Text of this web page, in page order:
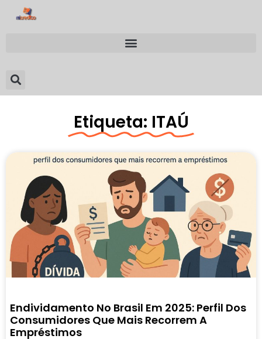
Etiqueta: ITAÚ
Endividamento No Brasil Em 2025: Perfil Dos
Consumidores Que Mais Recorrem A
Empréstimos